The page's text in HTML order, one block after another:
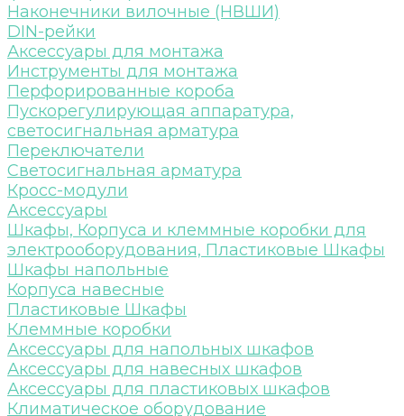
Наконечники вилочные (НВШИ)
DIN-рейки
Аксессуары для монтажа
Инструменты для монтажа
Перфорированные короба
Пускорегулирующая аппаратура,
светосигнальная арматура
Переключатели
Светосигнальная арматура
Кросс-модули
Аксессуары
Шкафы, Корпуса и клеммные коробки для
электрооборудования, Пластиковые Шкафы
Шкафы напольные
Корпуса навесные
Пластиковые Шкафы
Клеммные коробки
Аксессуары для напольных шкафов
Аксессуары для навесных шкафов
Аксессуары для пластиковых шкафов
Климатическое оборудование